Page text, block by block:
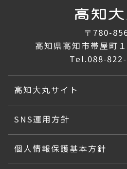
〒780-
高知県高知市帯屋町
Tel.088-
高知大丸サイト
SNS運用方針
個人情報保護基本方針